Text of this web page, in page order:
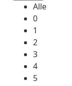
Alle
0
1
2
3
4
5